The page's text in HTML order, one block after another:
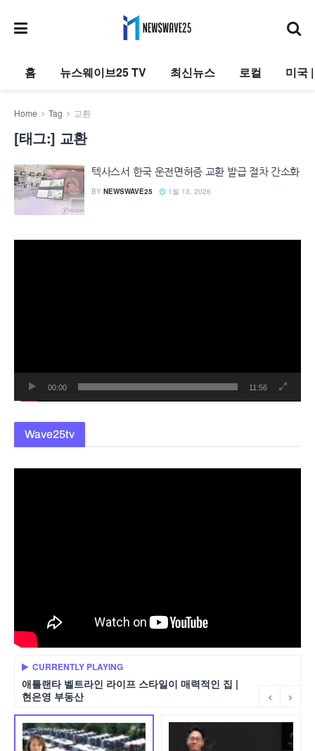
홈 뉴스웨이브25 TV 최신뉴스 로컬 미국
Home Tag 교환
[태그:] 교환
텍사스서 한국 운전면허증 교환 발급 절차 간소화
BY NEWSWAVE25 1월 13, 2026
00:00 11:56
Wave25tv
CURRENTLY PLAYING
애틀랜타 벨트라인 라이프 스타일이 매력적인 집 |
현은영 부동산